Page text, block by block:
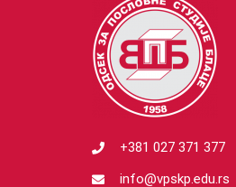
+381 027 371 377
info@vpskp.edu.rs